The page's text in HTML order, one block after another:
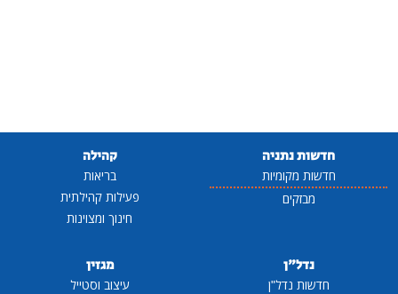
חדשות נתניה
חדשות מקומיות
מבזקים
קהילה
בריאות
פעילות קהילתית
חינוך ומצוינות
נדל"ן
חדשות נדל"ן
מגזין
עיצוב וסטייל